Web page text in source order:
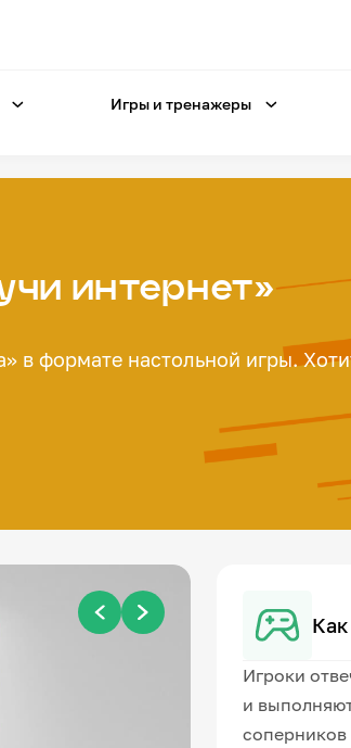
Игры и тренажеры
интернет»
в формате настольной игры.
Как
Игроки
и
соперников